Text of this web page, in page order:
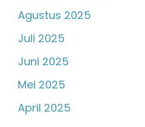
Agustus 2025
Juli 2025
Juni 2025
Mei 2025
April 2025